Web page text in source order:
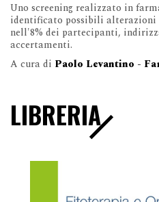
Uno screening realizzato in
identificato possibili
nell'8% dei partecipanti,
accertamenti.
A cura di Paolo Levantino -
LIBRERIA